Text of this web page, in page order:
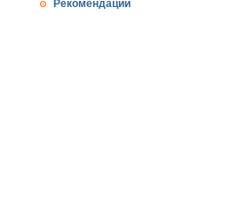
Рекомендации